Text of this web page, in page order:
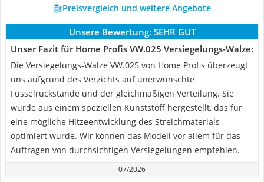
Preisvergleich und weitere Angebote
Unsere Bewertung: SEHR GUT
Unser Fazit für Home Profis VW.025 Versiegelungs-Walze:
Die Versiegelungs-Walze VW.025 von Home Profis überzeugt
uns aufgrund des Verzichts auf unerwünschte
Fusselrückstände und der gleichmäßigen Verteilung. Sie
wurde aus einem speziellen Kunststoff hergestellt, das für
eine mögliche Hitzeentwicklung des Streichmaterials
optimiert wurde. Wir können das Modell vor allem für das
Auftragen von durchsichtigen Versiegelungen empfehlen.
07/2026